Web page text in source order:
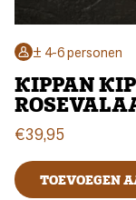
± 4-6 personen
KIPPAN
€39,95
TOEVOEGEN